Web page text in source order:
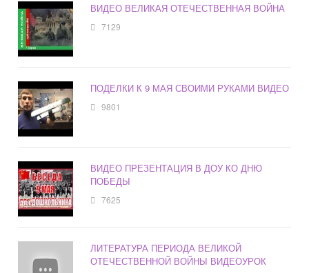
ВИДЕО ВЕЛИКАЯ ОТЕЧЕСТВЕННАЯ ВОЙНА
7129
ПОДЕЛКИ К 9 МАЯ СВОИМИ РУКАМИ ВИДЕО
9801
ВИДЕО ПРЕЗЕНТАЦИЯ В ДОУ КО ДНЮ
ПОБЕДЫ
7625
ЛИТЕРАТУРА ПЕРИОДА ВЕЛИКОЙ
ОТЕЧЕСТВЕННОЙ ВОЙНЫ ВИДЕОУРОК